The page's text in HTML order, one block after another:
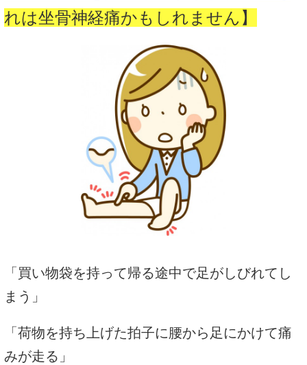
れは坐骨神経痛かもしれません】
「買い物袋を持って帰る途中で足がしびれてし
まう」
「荷物を持ち上げた拍子に腰から足にかけて痛
みが走る」